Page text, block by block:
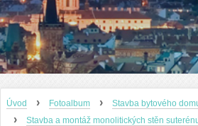
Úvod › Fotoalbum › Stavba bytového
› Stavba a montáž monolitických stěn